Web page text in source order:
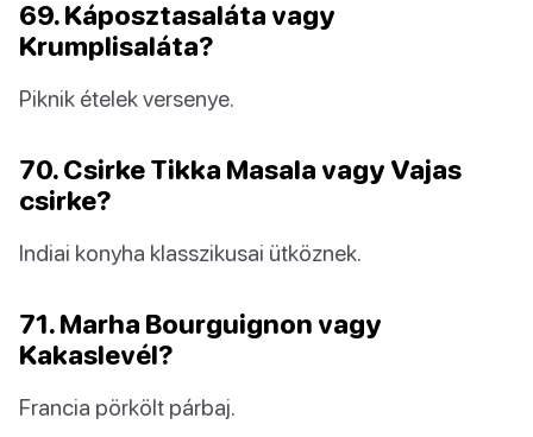
69. Káposztasaláta vagy
Krumplisaláta?
Piknik ételek versenye.
70. Csirke Tikka Masala vagy Vajas
csirke?
Indiai konyha klasszikusai ütköznek.
71. Marha Bourguignon vagy
Kakaslevél?
Francia pörkölt párbaj.